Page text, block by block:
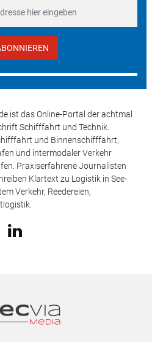
ist das Online-Portal der achtmal
Schifffahrt und Technik.
und Binnenschifffahrt,
und intermodaler Verkehr
Praxiserfahrene Journalisten
Klartext zu Logistik in See-
Verkehr, Reedereien,